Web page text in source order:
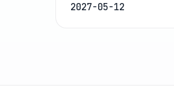
2027-05-12